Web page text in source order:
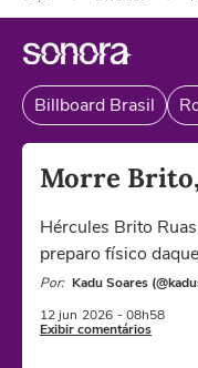
Billboard Brasil
Morre
Hércules Brito
preparo físico
Por: Kadu Soares
12 jun 2026 - 08h58
Exibir comentários